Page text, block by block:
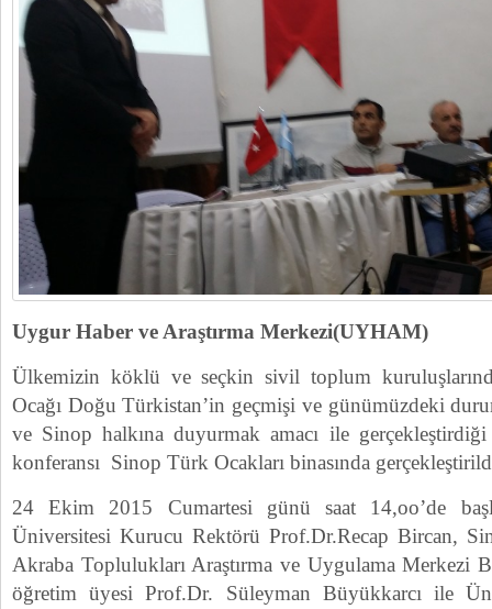
Uygur Haber ve Araştırma Merkezi(UYHAM)
Ülkemizin köklü ve seçkin sivil toplum
Ocağı Doğu Türkistan’in geçmişi ve günümüzdeki
ve Sinop halkına duyurmak amacı ile
konferansı Sinop Türk Ocakları binasında
24 Ekim 2015 Cumartesi günü saat 14,oo’de
Üniversitesi Kurucu Rektörü Prof.Dr.Recap Bircan,
Akraba Toplulukları Araştırma ve Uygulama Merkezi
öğretim üyesi Prof.Dr. Süleyman Büyükkarcı ile